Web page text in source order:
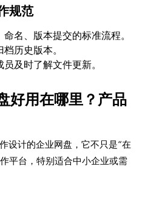
规范
名、版本提交的标准流程。
历史版本。
及时了解文件更新。
好用在哪里？产品
设计的企业网盘，它不只是“在
平台，特别适合中小企业或需